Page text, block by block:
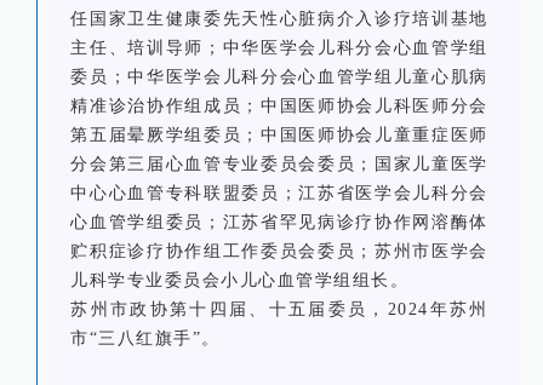
任国家卫生健康委先天性心脏病介入诊疗培训基地
主任、培训导师；中华医学会儿科分会心血管学组
委员；中华医学会儿科分会心血管学组儿童心肌病
精准诊治协作组成员；中国医师协会儿科医师分会
第五届晕厥学组委员；中国医师协会儿童重症医师
分会第三届心血管专业委员会委员；国家儿童医学
中心心血管专科联盟委员；江苏省医学会儿科分会
心血管学组委员；江苏省罕见病诊疗协作网溶酶体
贮积症诊疗协作组工作委员会委员；苏州市医学会
儿科学专业委员会小儿心血管学组组长。
苏州市政协第十四届、十五届委员，2024年苏州
市“三八红旗手”。